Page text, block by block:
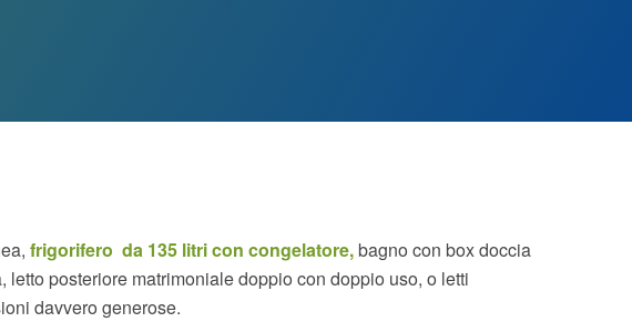
frigorifero da 135 litri con congelatore,bagno con box doccia
posteriore matrimoniale doppio con doppio uso, o letti
davvero generose.